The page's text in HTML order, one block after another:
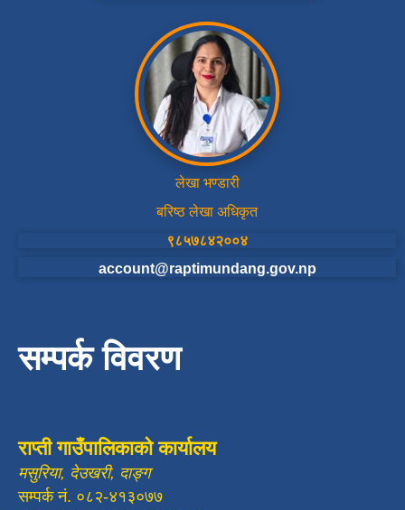
लेखा भण्डारी
बरिष्ठ लेखा अधिकृत
९८५७८४२००४
account@raptimundang.gov.np
सम्पर्क विवरण
राप्ती गाउँपालिकाको कार्यालय
मसुरिया, देउखरी, दाङ्ग
सम्पर्क नं. ०८२-४१३०७७